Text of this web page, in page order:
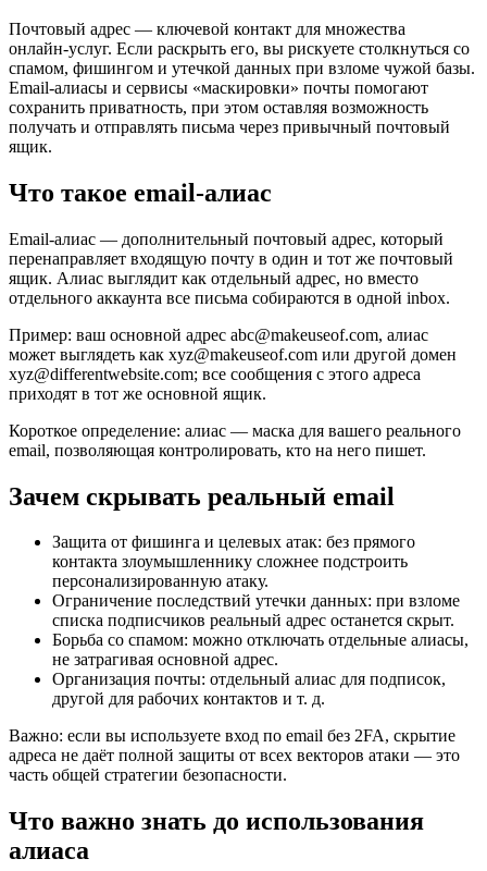
Почтовый адрес — ключевой контакт для множества
онлайн‑услуг. Если раскрыть его, вы рискуете столкнуться со
спамом, фишингом и утечкой данных при взломе чужой базы.
Email‑алиасы и сервисы «маскировки» почты помогают
сохранить приватность, при этом оставляя возможность
получать и отправлять письма через привычный почтовый
ящик.
Что такое email‑алиас
Email‑алиас — дополнительный почтовый адрес, который
перенаправляет входящую почту в один и тот же почтовый
ящик. Алиас выглядит как отдельный адрес, но вместо
отдельного аккаунта все письма собираются в одной inbox.
Пример: ваш основной адрес abc@makeuseof.com, алиас
может выглядеть как xyz@makeuseof.com или другой домен
xyz@differentwebsite.com; все сообщения с этого адреса
приходят в тот же основной ящик.
Короткое определение: алиас — маска для вашего реального
email, позволяющая контролировать, кто на него пишет.
Зачем скрывать реальный email
Защита от фишинга и целевых атак: без прямого
контакта злоумышленнику сложнее подстроить
персонализированную атаку.
Ограничение последствий утечки данных: при взломе
списка подписчиков реальный адрес останется скрыт.
Борьба со спамом: можно отключать отдельные алиасы,
не затрагивая основной адрес.
Организация почты: отдельный алиас для подписок,
другой для рабочих контактов и т. д.
Важно: если вы используете вход по email без 2FA, скрытие
адреса не даёт полной защиты от всех векторов атаки — это
часть общей стратегии безопасности.
Что важно знать до использования
алиаса